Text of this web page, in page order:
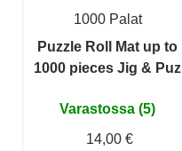
1000 Palat
Puzzle Roll Mat up to
1000 pieces Jig & Puz
Varastossa (5)
14,00 €